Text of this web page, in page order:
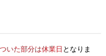
いた部分は休業日 となりま